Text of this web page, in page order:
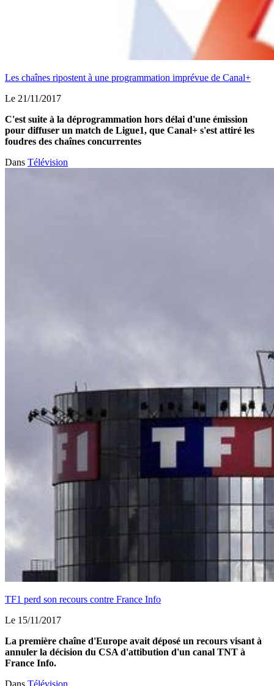
Les chaînes ripostent à une programmation imprévue de Canal+
Le 21/11/2017
C'est suite à la déprogrammation hors délai d'une émission
pour diffuser un match de Ligue1, que Canal+ s'est attiré les
foudres des chaînes concurrentes
Dans Télévision
TF1 perd son recours contre France Info
Le 15/11/2017
La première chaîne d'Europe avait déposé un recours visant à
annuler la décision du CSA d'attibution d'un canal TNT à
France Info.
Dans Télévision